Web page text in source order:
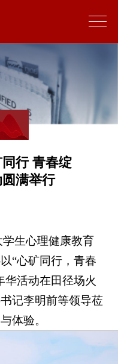
行 青春绽
满举行
学生心理健康教育
“心矿同行，青春
华活动在田径场火
记李明前等领导莅
体验。